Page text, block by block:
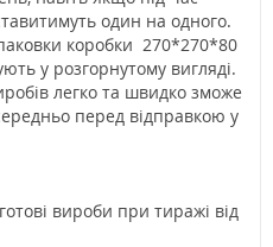
один на одного.
коробки 270*270*80
у розгорнутому вигляді.
легко та швидко зможе
перед відправкою у
вироби при тиражі від